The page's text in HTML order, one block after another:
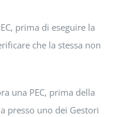
prima di eseguire la
che la stessa non
una PEC, prima della
presso uno dei Gestori